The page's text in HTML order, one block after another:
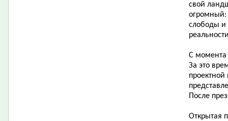
свой
огромный:
слободы и
С момента
За это
проектной
После
Открытая